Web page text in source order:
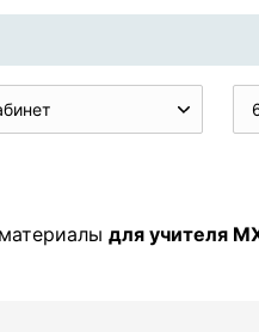
для учителя